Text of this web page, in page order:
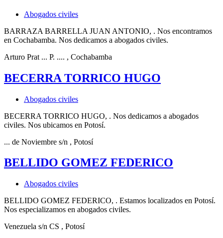
Abogados civiles
BARRAZA BARRELLA JUAN ANTONIO, . Nos encontramos
en Cochabamba. Nos dedicamos a abogados civiles.
Arturo Prat ... P. .... , Cochabamba
BECERRA TORRICO HUGO
Abogados civiles
BECERRA TORRICO HUGO, . Nos dedicamos a abogados
civiles. Nos ubicamos en Potosí.
... de Noviembre s/n , Potosí
BELLIDO GOMEZ FEDERICO
Abogados civiles
BELLIDO GOMEZ FEDERICO, . Estamos localizados en Potosí.
Nos especializamos en abogados civiles.
Venezuela s/n CS , Potosí